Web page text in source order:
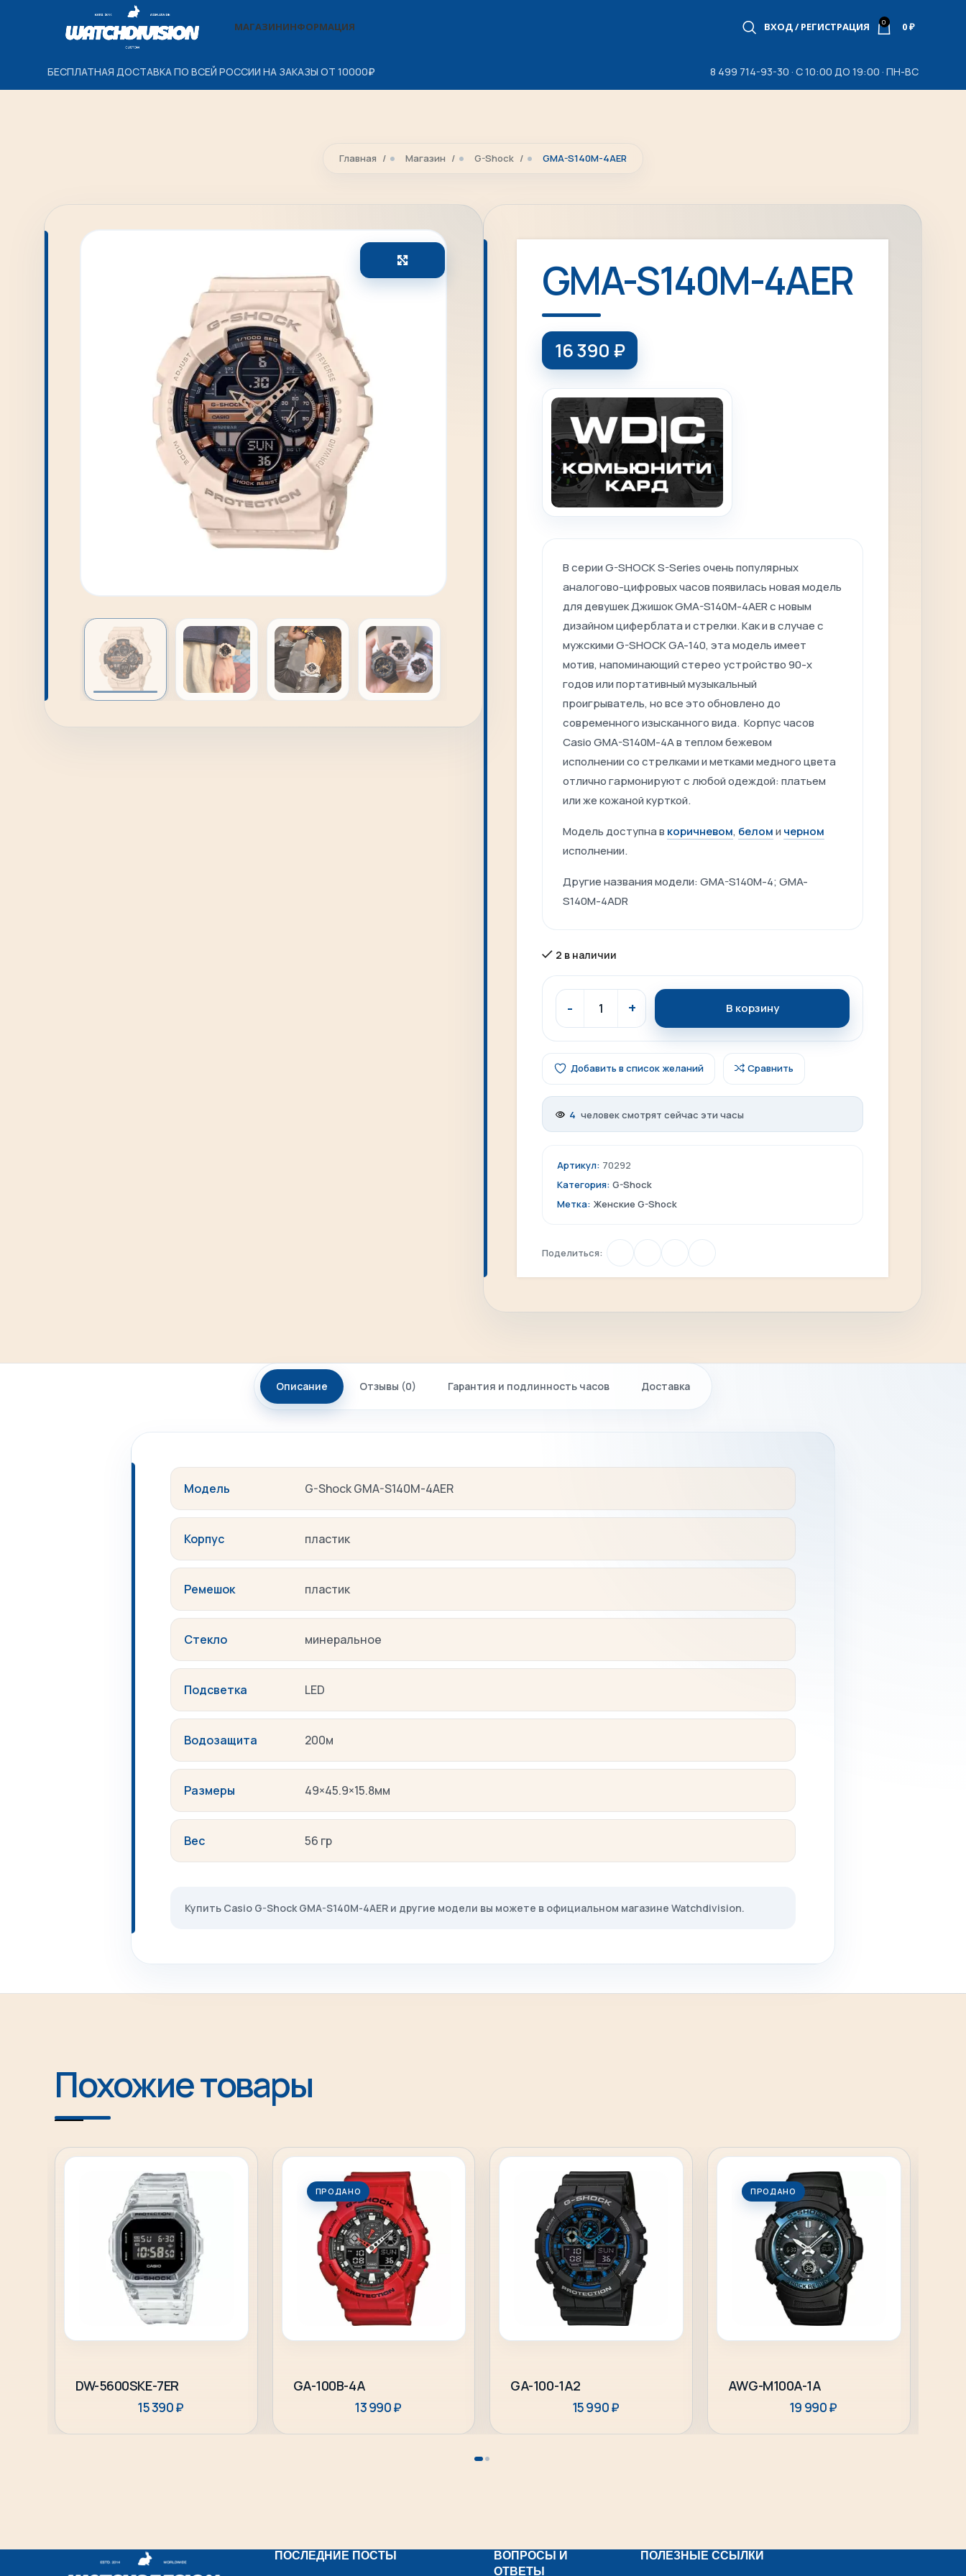
МАГАЗИНИНФОРМАЦИЯ ВХОД / РЕГИСТРАЦИЯ 0 0₽
БЕСПЛАТНАЯ ДОСТАВКА ПО ВСЕЙ РОССИИ НА ЗАКАЗЫ ОТ 10000₽ 8 499 714-93-30 · С 10:00 ДО 19:00 · ПН-ВС
Главная Магазин G-Shock GMA-S140M-4AER
GMA-S140M-4AER
16 390 ₽
В серии G-SHOCK S-Series очень популярных
аналогово-цифровых часов появилась новая модель
для девушек Джишок GMA-S140M-4AER с новым
дизайном циферблата и стрелки. Как и в случае с
мужскими G-SHOCK GA-140, эта модель имеет
мотив, напоминающий стерео устройство 90-х
годов или портативный музыкальный
проигрыватель, но все это обновлено до
современного изысканного вида. Корпус часов
Casio GMA-S140M-4A в теплом бежевом
исполнении со стрелками и метками медного цвета
отлично гармонируют с любой одеждой: платьем
или же кожаной курткой.
Модель доступна в коричневом, беломи черном
исполнении.
Другие названия модели: GMA-S140M-4; GMA-
S140M-4ADR
2 в наличии
В корзину
Добавить в список желаний Сравнить
4 человек смотрят сейчас эти часы
Артикул: 70292
Категория: G-Shock
Метка: Женские G-Shock
Поделиться:
Описание Отзывы (0) Гарантия и подлинность часов Доставка
Модель G-Shock GMA-S140M-4AER
Корпус пластик
Ремешок пластик
Стекло минеральное
Подсветка LED
Водозащита 200м
Размеры 49×45.9×15.8мм
Вес 56 гр
Купить Casio G-Shock GMA-S140M-4AER и другие модели вы можете в официальном магазине Watchdivision.
Похожие товары
В корзину
DW-5600SKE-7ER
15 390₽
ПРОДАНО
Подробнее
GA-100B-4A
13 990₽
В корзину
GA-100-1A2
15 990₽
ПРОДАНО
Подробнее
AWG-M100A-1A
19 990₽
ПОСЛЕДНИЕ ПОСТЫ
ВОПРОСЫ И
ОТВЕТЫ
ПОЛЕЗНЫЕ ССЫЛКИ